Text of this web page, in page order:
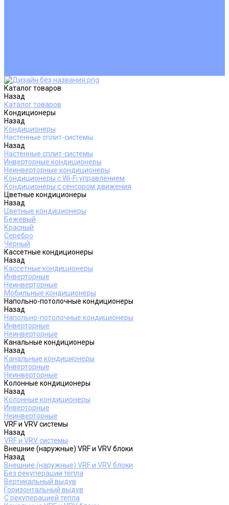
Каталог товаров
Назад
Каталог товаров
Кондиционеры
Назад
Кондиционеры
Настенные сплит-системы
Назад
Настенные сплит-системы
Инверторные кондиционеры
Неинверторные кондиционеры
Кондиционеры с Wi-Fi управлением
Кондиционеры с сенсором движения
Цветные кондиционеры
Назад
Цветные кондиционеры
Бежевый
Красный
Серебро
Черный
Кассетные кондиционеры
Назад
Кассетные кондиционеры
Инверторные
Неинверторные
Мобильные кондиционеры
Напольно-потолочные кондиционеры
Назад
Напольно-потолочные кондиционеры
Инверторные
Неинверторные
Канальные кондиционеры
Назад
Канальные кондиционеры
Инверторные
Неинверторные
Колонные кондиционеры
Назад
Колонные кондиционеры
Инверторные
Неинверторные
VRF и VRV системы
Назад
VRF и VRV системы
Внешние (наружные) VRF и VRV блоки
Назад
Внешние (наружные) VRF и VRV блоки
Без рекуперации тепла
Вертикальный выдув
Горизонтальный выдув
С рекуперацией тепла